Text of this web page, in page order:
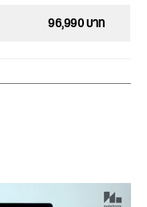
96,990 บาท